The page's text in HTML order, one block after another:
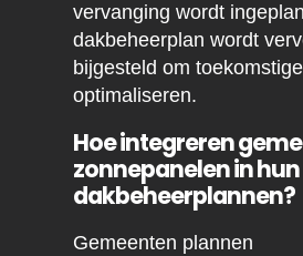
vervanging wordt
dakbeheerplan wordt
bijgesteld om
optimaliseren.
Hoe integreren
zonnepanelen in hun
dakbeheerplannen?
Gemeenten plannen